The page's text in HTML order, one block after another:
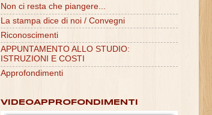
Non ci resta che piangere...
La stampa dice di noi / Convegni
Riconoscimenti
APPUNTAMENTO ALLO STUDIO:
ISTRUZIONI E COSTI
Approfondimenti
VIDEOAPPROFONDIMENTI